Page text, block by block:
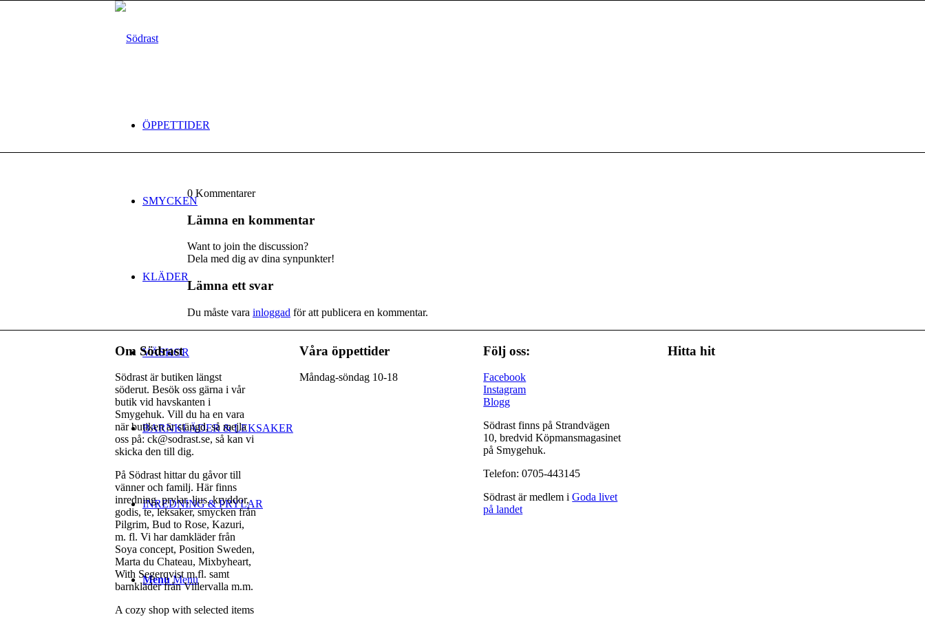
ÖPPETTIDER
SMYCKEN
KLÄDER
VÄSKOR
BARNKLÄDER & LEKSAKER
INREDNING & PRYLAR
Menu Menu
0 Kommentarer
Lämna en kommentar
Want to join the discussion?
Dela med dig av dina synpunkter!
Lämna ett svar
Du måste vara inloggad för att publicera en kommentar.
Om Södrast
Södrast är butiken längst
söderut. Besök oss gärna i vår
butik vid havskanten i
Smygehuk. Vill du ha en vara
när butiken är stängd, så mejla
oss på: ck@sodrast.se, så kan vi
skicka den till dig.
På Södrast hittar du gåvor till
vänner och familj. Här finns
inredning, prylar, ljus, kryddor,
godis, te, leksaker, smycken från
Pilgrim, Bud to Rose, Kazuri,
m. fl. Vi har damkläder från
Soya concept, Position Sweden,
Marta du Chateau, Mixbyheart,
With Segerqvist m.fl. samt
barnkläder från Villervalla m.m.
A cozy shop with selected items
Våra öppettider
Måndag-söndag 10-18
Följ oss:
Facebook
Instagram
Blogg
Södrast finns på Strandvägen
10, bredvid Köpmansmagasinet
på Smygehuk.
Telefon: 0705-443145
Södrast är medlem iGoda livet
på landet
Hitta hit